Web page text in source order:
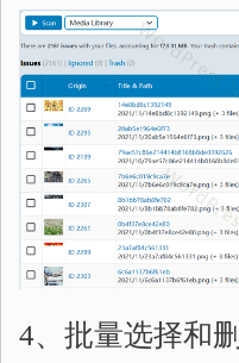
4、批量选择和